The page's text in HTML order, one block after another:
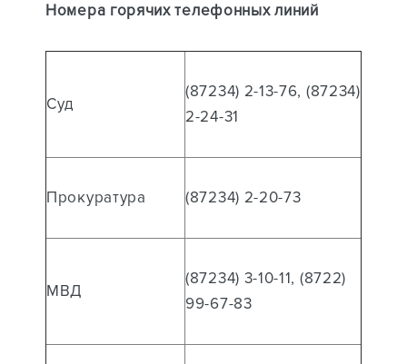
Номера горячих телефонных линий
Суд
(87234) 2-13-76, (87234)
2-24-31
Прокуратура (87234) 2-20-73
МВД
(87234) 3-10-11, (8722)
99-67-83